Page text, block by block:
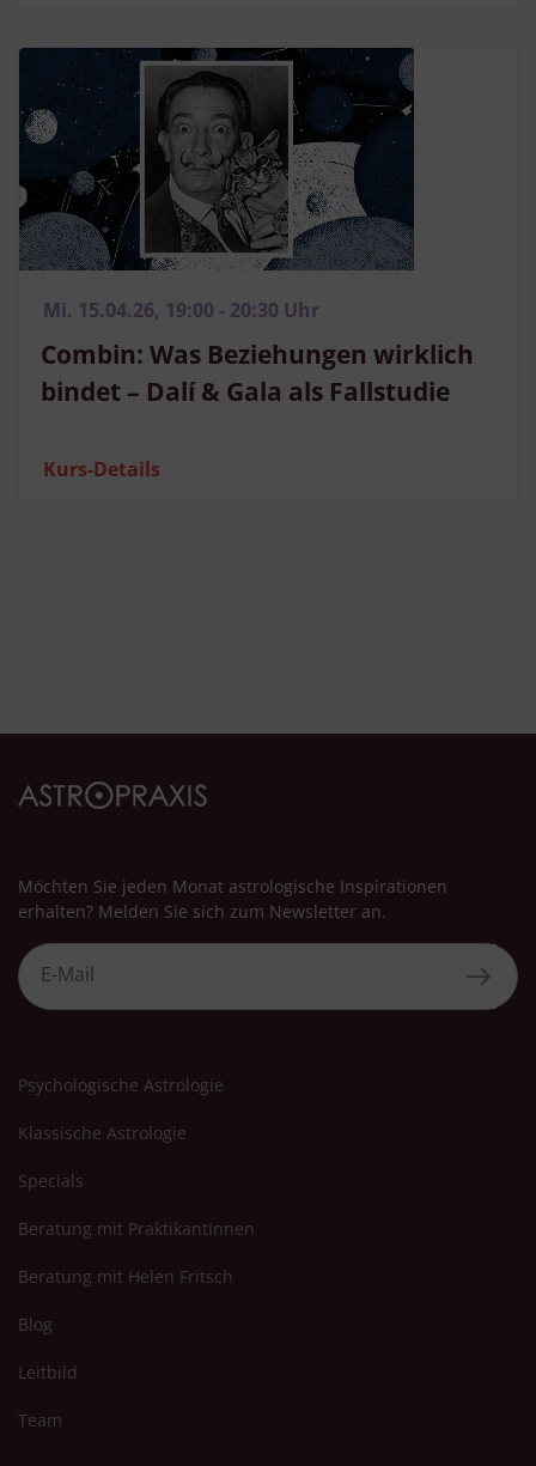
Mi. 15.04.26, 19:00 - 20:30 Uhr
Combin: Was Beziehungen wirklich
bindet – Dalí & Gala als Fallstudie
Kurs-Details
Möchten Sie jeden Monat astrologische Inspirationen
erhalten? Melden Sie sich zum Newsletter an.
Psychologische Astrologie
Klassische Astrologie
Specials
Beratung mit PraktikantInnen
Beratung mit Helen Fritsch
Blog
Leitbild
Team